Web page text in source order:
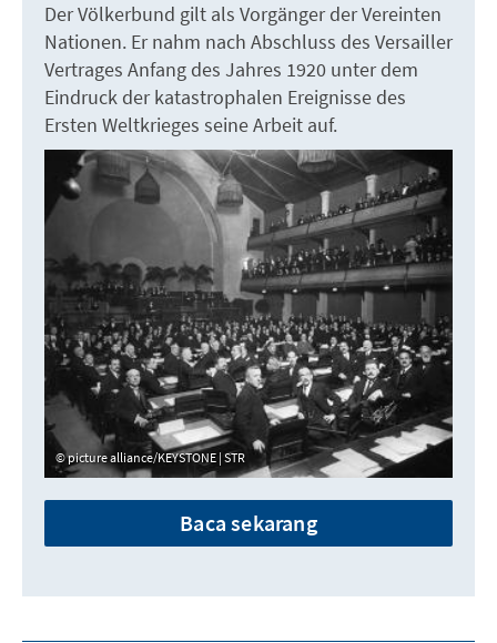
Der Völkerbund gilt als Vorgänger der Vereinten
Nationen. Er nahm nach Abschluss des Versailler
Vertrages Anfang des Jahres 1920 unter dem
Eindruck der katastrophalen Ereignisse des
Ersten Weltkrieges seine Arbeit auf.
picture alliance/KEYSTONE | STR
Baca sekarang